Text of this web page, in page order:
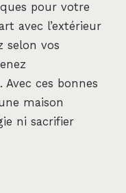
pour votre
avec l’extérieur
selon vos
ces bonnes
maison
ni sacrifier